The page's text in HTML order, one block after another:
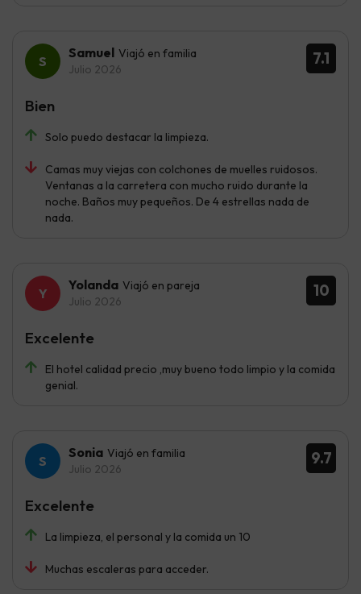
7.1
Samuel Viajó en familia
Julio 2026
Solo puedo destacar la limpieza.
Camas muy viejas con colchones de muelles ruidosos.
Ventanas a la carretera con mucho ruido durante la
noche. Baños muy pequeños. De 4 estrellas nada de
nada.
Bien
10
Yolanda Viajó en pareja
Julio 2026
El hotel calidad precio ,muy bueno todo limpio y la comida
genial.
Excelente
9.7
Sonia Viajó en familia
Julio 2026
La limpieza, el personal y la comida un 10
Muchas escaleras para acceder.
Excelente